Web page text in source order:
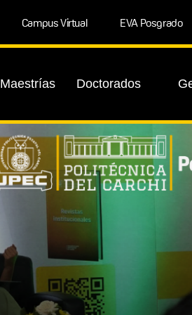
Campus Virtual EVA Posgrado
Maestrías Doctorados